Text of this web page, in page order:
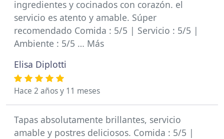
ingredientes y cocinados con corazón. el
servicio es atento y amable. Súper
recomendado Comida : 5/5 | Servicio : 5/5 |
Ambiente : 5/5 … Más
Elisa Diplotti
Hace 2 años y 11 meses
Tapas absolutamente brillantes, servicio
amable y postres deliciosos. Comida : 5/5 |